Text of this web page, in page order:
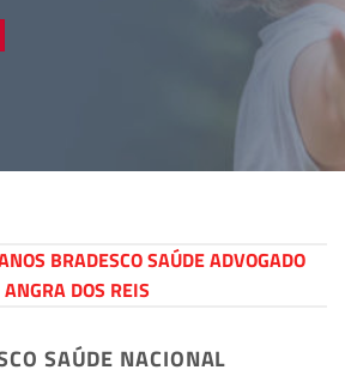
BRADESCO SAÚDE ADVOGADO
ANGRA DOS REIS
SAÚDE NACIONAL